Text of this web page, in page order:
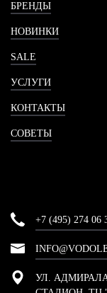
БРЕНДЫ
НОВИНКИ
SALE
УСЛУГИ
КОНТАКТЫ
СОВЕТЫ
+7 (495) 274 06
УЛ.